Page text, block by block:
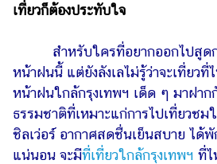
ผู้
หญิง
ผู้ชาย
สุขภาพ
เที่ยวก็ต้องประทับใจ
สำหรับใครที่อยากออกไปสู
หน้าฝนนี้ แต่ยังลังเลไม่รู้ว่าจะเที่ยวที่
หน้าฝนใกล้กรุงเทพฯ เด็ด ๆ มาฝาก
ธรรมชาติที่เหมาะแก่การไปเที่ยวช
ชิลเว่อร์ อากาศสดชื่นเย็นสบาย ได้
แน่นอน จะมีที่เที่ยวใกล้กรุงเทพฯ ที่ไ